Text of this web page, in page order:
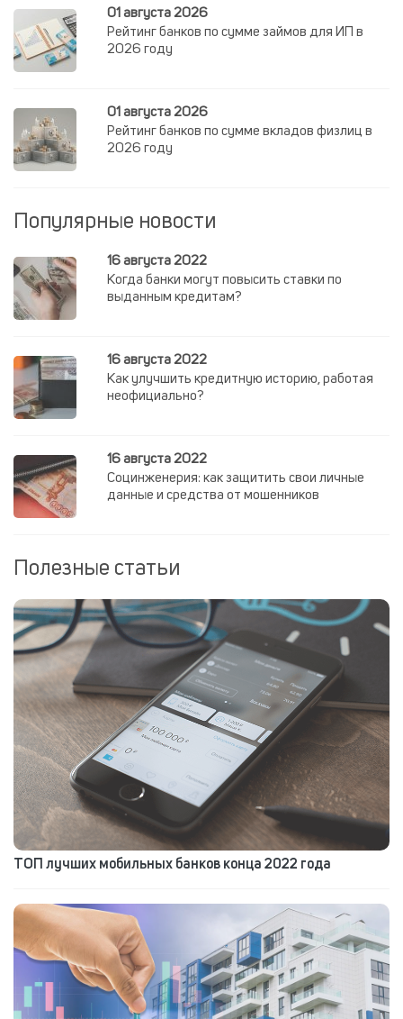
01 августа 2026
Рейтинг банков по сумме займов для ИП в
2026 году
01 августа 2026
Рейтинг банков по сумме вкладов физлиц в
2026 году
Популярные новости
16 августа 2022
Когда банки могут повысить ставки по
выданным кредитам?
16 августа 2022
Как улучшить кредитную историю, работая
неофициально?
16 августа 2022
Социнженерия: как защитить свои личные
данные и средства от мошенников
Полезные статьи
ТОП лучших мобильных банков конца 2022 года